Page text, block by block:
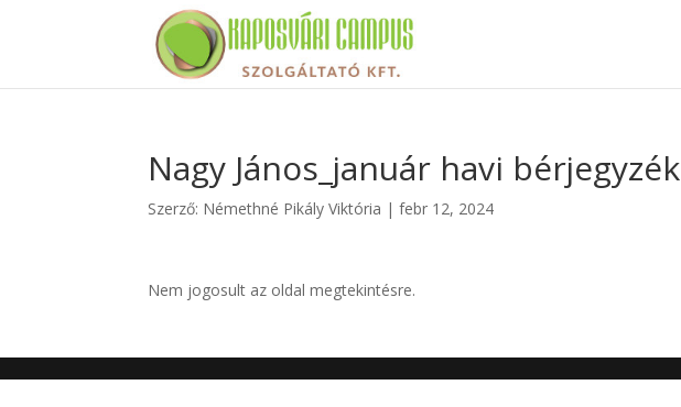
Nagy János_január havi bérjegyzék
Szerző: Némethné Pikály Viktória |febr 12, 2024
Nem jogosult az oldal megtekintésre.